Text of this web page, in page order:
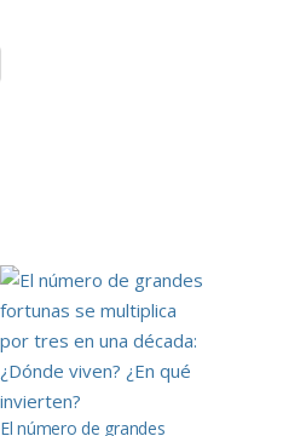
El número de grandes